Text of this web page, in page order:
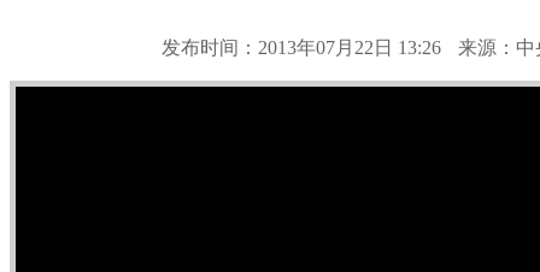
发布时间：2013年07月22日 13:26 来源：中